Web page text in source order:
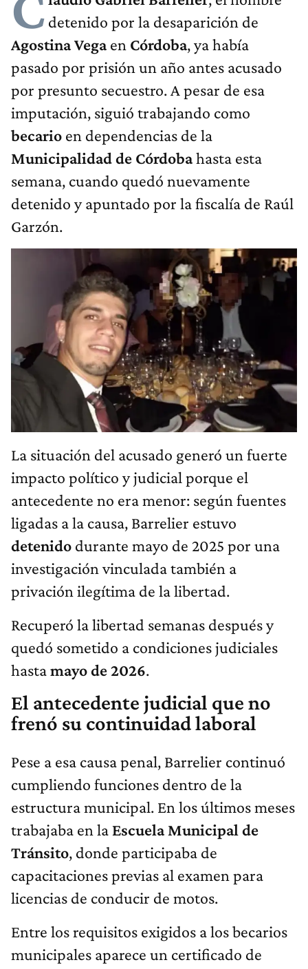
detenido por la desaparición de
Agostina Vegaen Córdoba, ya había
pasado por prisión un año antes acusado
por presunto secuestro. A pesar de esa
imputación, siguió trabajando como
becario en dependencias de la
Municipalidad de Córdobahasta esta
semana, cuando quedó nuevamente
detenido y apuntado por la fiscalía de Raúl
Garzón.
La situación del acusado generó un fuerte
impacto político y judicial porque el
antecedente no era menor: según fuentes
ligadas a la causa, Barrelier estuvo
detenido durante mayo de 2025 por una
investigación vinculada también a
privación ilegítima de la libertad.
Recuperó la libertad semanas después y
quedó sometido a condiciones judiciales
hastamayo de 2026.
El antecedente judicial que no
frenó su continuidad laboral
Pese a esa causa penal, Barrelier continuó
cumpliendo funciones dentro de la
estructura municipal. En los últimos meses
trabajaba en la Escuela Municipal de
Tránsito, donde participaba de
capacitaciones previas al examen para
licencias de conducir de motos.
Entre los requisitos exigidos a los becarios
municipales aparece un certificado de